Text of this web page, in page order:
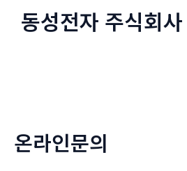
동성전자 주식회사
온라인문의